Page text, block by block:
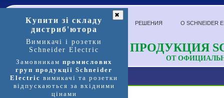
ПРОДУКЦИЯ
ОТ
РЕШЕНИЯ О SCHNEIDER
Купити зі складу
дистриб'ютора
Вимикачі і розетки
Schneider Electric
Замовникам промислових
груп продукції Schneider
Electric вимикачі та розетки
відпускаються за вхідними
цінами
✖